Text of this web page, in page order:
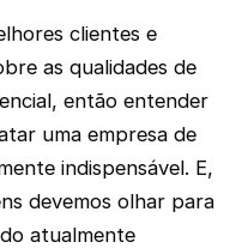
clientes e
as qualidades de
então entender
uma empresa de
indispensável. E,
devemos olhar para
atualmente